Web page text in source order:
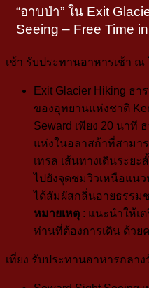
“อาบป่า” ใน Exit
Seeing – Free Time
เช้า รับประทานอาหารเช้า ณ
Exit Glacier Hiking ธา
ของอุทยานแห่งชาติ
Seward เพียง 20 นาที
แห่งในอลาสก้าที่สามาร
เทรล เส้นทางเดินระย
ไปยังจุดชมวิวเหนือแนว
ได้สัมผัสกลิ่นอายธรรม
หมายเหตุ : แนะนำให้เ
ท่านที่ต้องการเดิน ด้วย
เที่ยง รับประทานอาหารกลา